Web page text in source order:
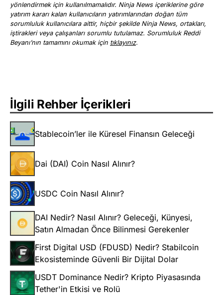
yönlendirmek için kullanılmamalıdır. Ninja News içeriklerine göre
yatırım kararı kalan kullanıcıların yatırımlarından doğan tüm
sorumluluk kullanıcılara aittir, hiçbir şekilde Ninja News, ortakları,
iştirakleri veya çalışanları sorumlu tutulamaz. Sorumluluk Reddi
Beyanı’nın tamamını okumak için tıklayınız.
İlgili Rehber İçerikleri
Stablecoin’ler ile Küresel Finansın Geleceği
Dai (DAI) Coin Nasıl Alınır?
USDC Coin Nasıl Alınır?
DAI Nedir? Nasıl Alınır? Geleceği, Künyesi,
Satın Almadan Önce Bilinmesi Gerekenler
First Digital USD (FDUSD) Nedir? Stabilcoin
Ekosisteminde Güvenli Bir Dijital Dolar
USDT Dominance Nedir? Kripto Piyasasında
Tether'in Etkisi ve Rolü